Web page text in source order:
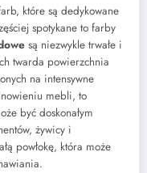
które są dedykowane
spotykane to farby
są niezwykle trwałe i
twarda powierzchnia
na intensywne
mebli, to
być doskonałym
żywicy i
powłokę, która może